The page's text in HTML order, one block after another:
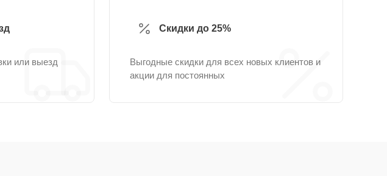
или выезд
Скидки до 25%
Выгодные скидки для всех новых клиентов и
акции для постоянных